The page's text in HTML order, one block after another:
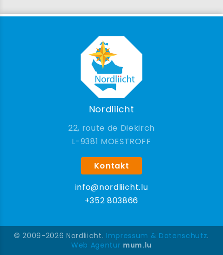
Nordliicht
22, route de Diekirch
9381 MOESTROFF
Kontakt
info@nordliicht.lu
+352 803866
© 2009-2026 Nordliicht. Impressum & Datenschutz.
Web Agentur mum.lu